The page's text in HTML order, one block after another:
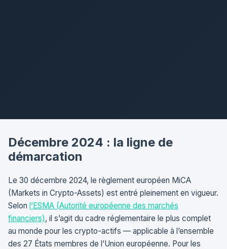
Décembre 2024 : la ligne de
démarcation
Le 30 décembre 2024, le règlement européen MiCA
(Markets in Crypto-Assets) est entré pleinement en vigueur.
Selon l’ESMA (Autorité européenne des marchés
financiers), il s’agit du cadre réglementaire le plus complet
au monde pour les crypto-actifs — applicable à l’ensemble
des 27 États membres de l’Union européenne. Pour les